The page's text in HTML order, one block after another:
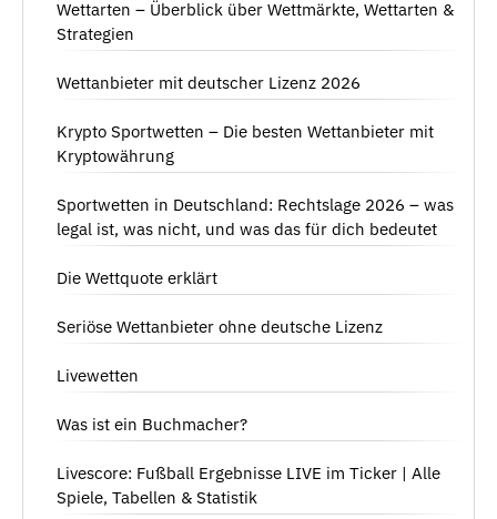
Wettarten – Überblick über Wettmärkte, Wettarten &
Strategien
Wettanbieter mit deutscher Lizenz 2026
Krypto Sportwetten – Die besten Wettanbieter mit
Kryptowährung
Sportwetten in Deutschland: Rechtslage 2026 – was
legal ist, was nicht, und was das für dich bedeutet
Die Wettquote erklärt
Seriöse Wettanbieter ohne deutsche Lizenz
Livewetten
Was ist ein Buchmacher?
Livescore: Fußball Ergebnisse LIVE im Ticker | Alle
Spiele, Tabellen & Statistik